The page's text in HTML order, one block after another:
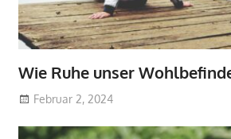
Wie Ruhe unser
Februar 2, 2024